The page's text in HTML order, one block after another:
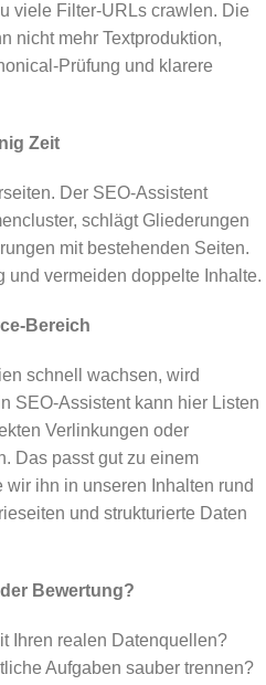
viele Filter-URLs crawlen. Die
nicht mehr Textproduktion,
Prüfung und klarere
Zeit
Der SEO-Assistent
schlägt Gliederungen
mit bestehenden Seiten.
und vermeiden doppelte Inhalte.
Bereich
schnell wachsen, wird
SEO-Assistent kann hier Listen
Verlinkungen oder
Das passt gut zu einem
ihn in unseren Inhalten rund
und strukturierte Daten
Bewertung?
Ihren realen Datenquellen?
Aufgaben sauber trennen?